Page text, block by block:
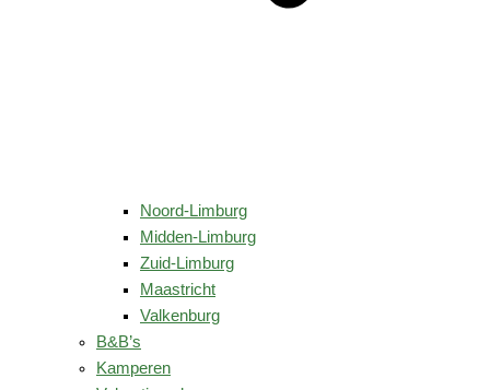
Noord-Limburg
Midden-Limburg
Zuid-Limburg
Maastricht
Valkenburg
B&B’s
Kamperen